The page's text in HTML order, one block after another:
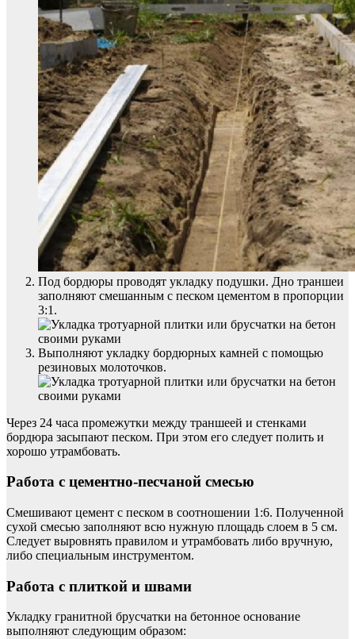
Под бордюры проводят укладку подушки. Дно траншеи
заполняют смешанным с песком цементом в пропорции
3:1.
Выполняют укладку бордюрных камней с помощью
резиновых молоточков.
Через 24 часа промежутки между траншеей и стенками
бордюра засыпают песком. При этом его следует полить и
хорошо утрамбовать.
Работа с цементно-песчаной смесью
Смешивают цемент с песком в соотношении 1:6. Полученной
сухой смесью заполняют всю нужную площадь слоем в 5 см.
Следует выровнять правилом и утрамбовать либо вручную,
либо специальным инструментом.
Работа с плиткой и швами
Укладку гранитной брусчатки на бетонное основание
выполняют следующим образом: